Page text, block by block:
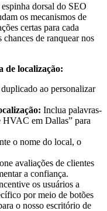
dorsal do SEO
os mecanismos de
certas para cada
de ranquear nos
de localização:
ao personalizar
Inclua palavras-
HVAC em Dallas” para
o nome do local, o
avaliações de clientes
a confiança.
os usuários a
por meio de botões
o nosso escritório de